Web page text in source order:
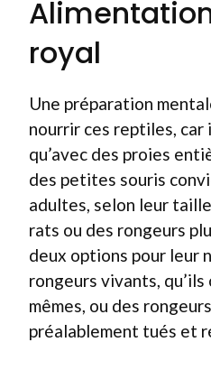
royal
Une préparation
nourrir ces reptiles, car
qu’avec des proies
des petites souris
adultes, selon leur
rats ou des rongeurs
deux options pour leur
rongeurs vivants,
mêmes, ou des
préalablement tués et